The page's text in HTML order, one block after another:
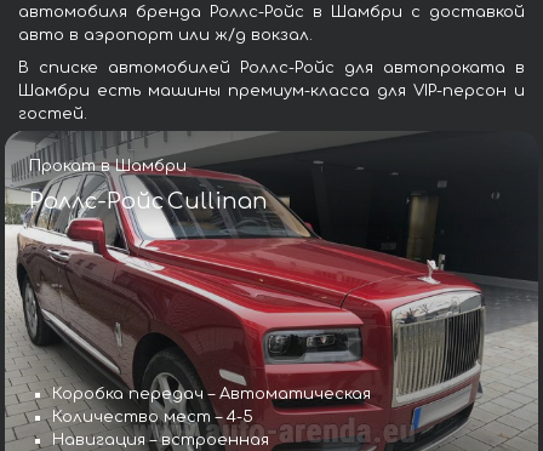
автомобиля бренда Роллс-Ройс в Шамбри с доставкой
авто в аэропорт или ж/д вокзал.
В списке автомобилей Роллс-Ройс для автопроката в
Шамбри есть машины премиум-класса для VIP-персон и
гостей.
Прокат в Шамбри
Роллс-Ройс Cullinan
Коробка передач – Автоматическая
Количество мест – 4-5
Навигация – встроенная